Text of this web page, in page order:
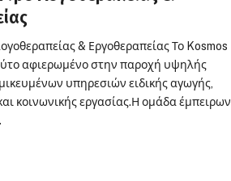
& Εργοθεραπείας Το Kosmos
αφιερωμένο στην παροχή υψηλής
υπηρεσιών ειδικής αγωγής,
κοινωνικής εργασίας.Η ομάδα έμπειρων